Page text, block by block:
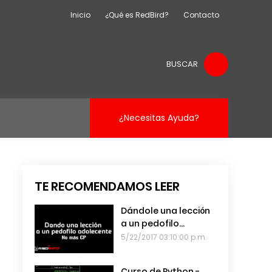
Inicio ¿Qué es RedBird? Contacto
BUSCAR
¿Necesitas Ayuda?
TE RECOMENDAMOS LEER
Dándole una lección
a un pedofilo
adolescente
5/22/2017 03:10:00 p.m.